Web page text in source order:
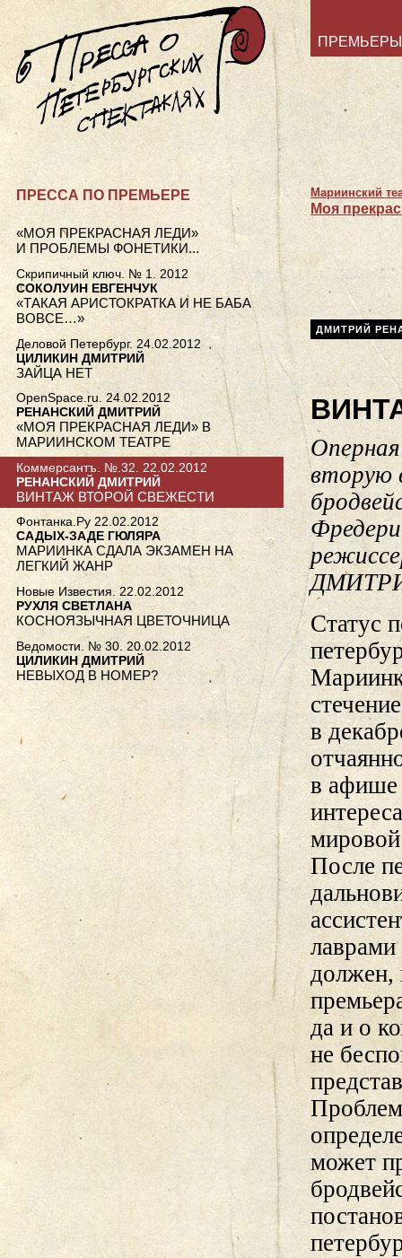
ПРЕМЬЕРЫ
Мариинский
Моя
ДМИТРИЙ
вторую
Статус
в
в
После
лаврами
должен,
да и о
не
может
ПРЕССА ПО ПРЕМЬЕРЕ
«МОЯ ПРЕКРАСНАЯ ЛЕДИ»
И ПРОБЛЕМЫ ФОНЕТИКИ...
Скрипичный ключ. № 1. 2012
СОКОЛУИН ЕВГЕНЧУК
«ТАКАЯ АРИСТОКРАТКА И НЕ БАБА
ВОВСЕ…»
Деловой Петербург. 24.02.2012
ЦИЛИКИН ДМИТРИЙ
ЗАЙЦА НЕТ
OpenSpace.ru. 24.02.2012
РЕНАНСКИЙ ДМИТРИЙ
«МОЯ ПРЕКРАСНАЯ ЛЕДИ» В
МАРИИНСКОМ ТЕАТРЕ
Коммерсантъ. №.32. 22.02.2012
РЕНАНСКИЙ ДМИТРИЙ
ВИНТАЖ ВТОРОЙ СВЕЖЕСТИ
Фонтанка.Ру 22.02.2012
САДЫХ-ЗАДЕ ГЮЛЯРА
МАРИИНКА СДАЛА ЭКЗАМЕН НА
ЛЕГКИЙ ЖАНР
Новые Известия. 22.02.2012
РУХЛЯ СВЕТЛАНА
КОСНОЯЗЫЧНАЯ ЦВЕТОЧНИЦА
Ведомости. № 30. 20.02.2012
ЦИЛИКИН ДМИТРИЙ
НЕВЫХОД В НОМЕР?